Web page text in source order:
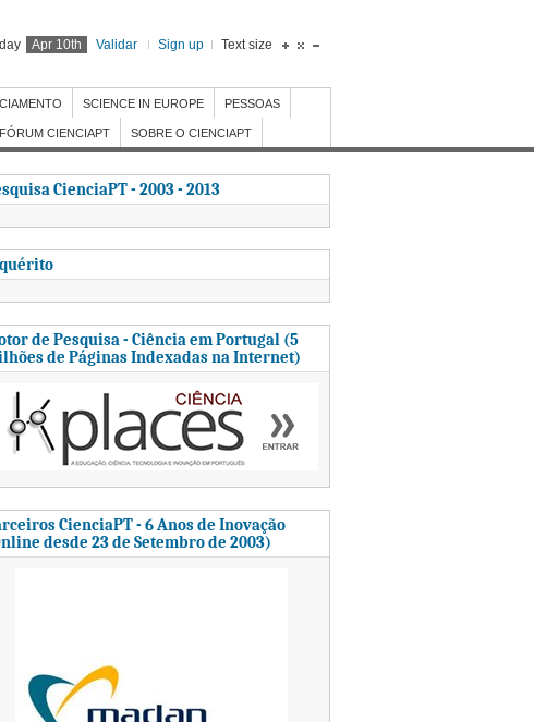
Apr 10th Validar Sign up Text size
SCIENCE IN EUROPE PESSOAS
FÓRUM CIENCIAPT SOBRE O CIENCIAPT
CienciaPT - 2003 - 2013
de Pesquisa - Ciência em Portugal (5
de Páginas Indexadas na Internet)
CienciaPT - 6 Anos de Inovação
desde 23 de Setembro de 2003)